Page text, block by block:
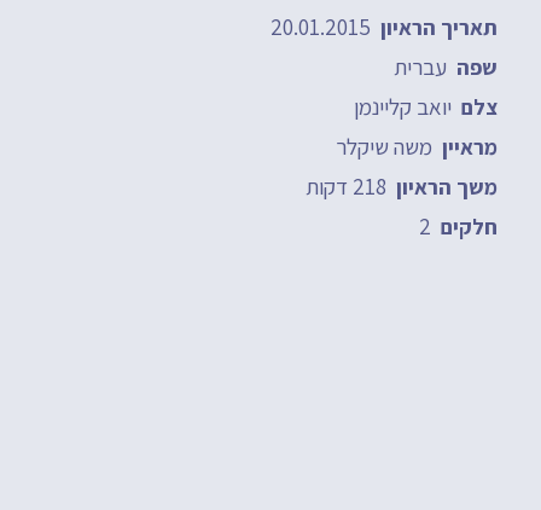
תאריך הראיון
שפה עברית
צלם יואב קליינמן
מראיין משה שיקלר
משך הראיון
חלקים